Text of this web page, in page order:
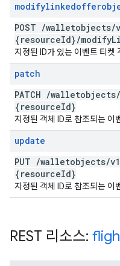
POST /walletobjects/
{resourceId}/modify
지정된 ID가 있는 이벤트 티켓
patch
PATCH /walletobjects/
{resourceId}
지정된 객체 ID로 참조되는 이
update
PUT /walletobjects/v1
{resourceId}
지정된 객체 ID로 참조되는 이
REST 리소스: